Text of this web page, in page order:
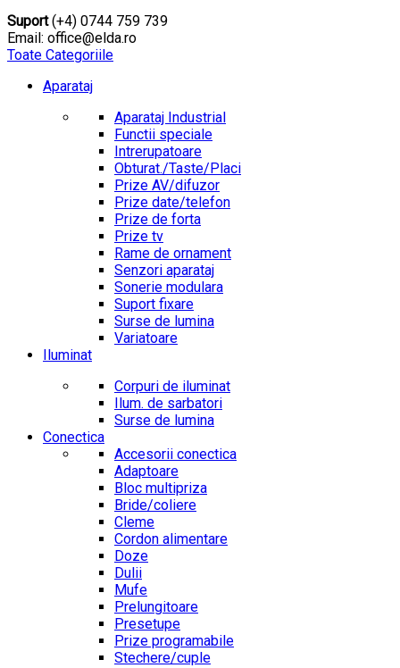
Suport(+4) 0744 759 739
Email: office@elda.ro
Toate Categoriile
Aparataj
Aparataj Industrial
Functii speciale
Intrerupatoare
Obturat./Taste/Placi
Prize AV/difuzor
Prize date/telefon
Prize de forta
Prize tv
Rame de ornament
Senzori aparataj
Sonerie modulara
Suport fixare
Surse de lumina
Variatoare
Iluminat
Corpuri de iluminat
Ilum. de sarbatori
Surse de lumina
Conectica
Accesorii conectica
Adaptoare
Bloc multipriza
Bride/coliere
Cleme
Cordon alimentare
Doze
Dulii
Mufe
Prelungitoare
Presetupe
Prize programabile
Stechere/cuple